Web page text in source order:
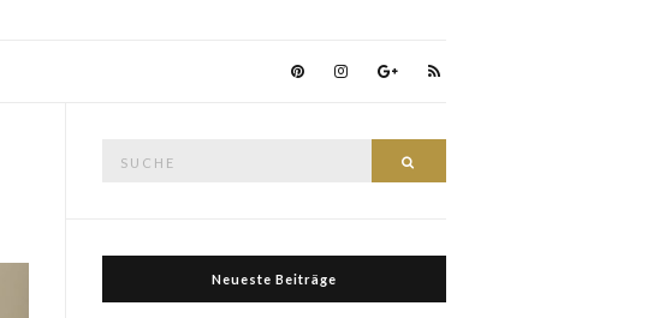
Neueste Beiträge